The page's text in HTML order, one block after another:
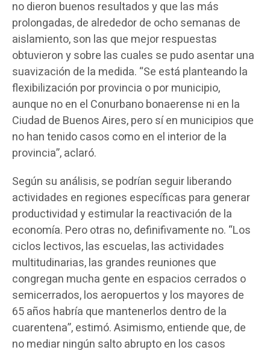
no dieron buenos resultados y que las más
prolongadas, de alrededor de ocho semanas de
aislamiento, son las que mejor respuestas
obtuvieron y sobre las cuales se pudo asentar una
suavización de la medida. “Se está planteando la
flexibilización por provincia o por municipio,
aunque no en el Conurbano bonaerense ni en la
Ciudad de Buenos Aires, pero sí en municipios que
no han tenido casos como en el interior de la
provincia”, aclaró.
Según su análisis, se podrían seguir liberando
actividades en regiones específicas para generar
productividad y estimular la reactivación de la
economía. Pero otras no, definifivamente no. “Los
ciclos lectivos, las escuelas, las actividades
multitudinarias, las grandes reuniones que
congregan mucha gente en espacios cerrados o
semicerrados, los aeropuertos y los mayores de
65 años habría que mantenerlos dentro de la
cuarentena”, estimó. Asimismo, entiende que, de
no mediar ningún salto abrupto en los casos